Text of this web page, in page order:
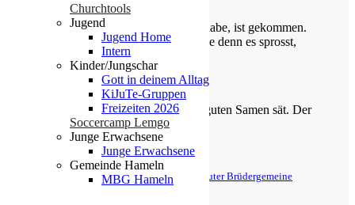
Churchtools
Jugend
Jugend Home
Intern
Kinder/Jungschar
Gott in deinem Alltag
KiJuTe-Gruppen
Freizeiten 2026
Soccercamp Lemgo
Junge Erwachsene
Junge Erwachsene
Gemeinde Hameln
MBG Hameln
Siehe, was ich früher verkündigt habe, ist gekommen.
So verkündige ich auch Neues; ehe denn es sprosst,
lasse ich’s euch hören.
Jesaja 42,9
Der Menschensohn ist’s, der den guten Samen sät. Der
Acker ist die Welt.
Matthäus 13,37-38
© Evangelische Brüder-Unität – Herrnhuter Brüdergemeine
Weitere Informationen finden Sie hier